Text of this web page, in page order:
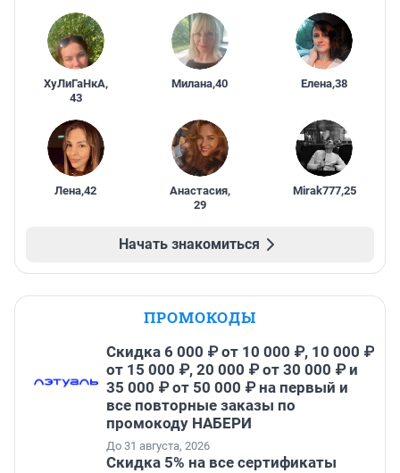
ХуЛиГаНкА,
43
Милана,40 Елена,38
Лена,42 Анастасия,
29
Mirak777,25
Начать знакомиться
ПРОМОКОДЫ
Скидка 6 000 ₽ от 10 000 ₽, 10 000 ₽
от 15 000 ₽, 20 000 ₽ от 30 000 ₽ и
35 000 ₽ от 50 000 ₽ на первый и
все повторные заказы по
промокоду НАБЕРИ
До 31 августа, 2026
Скидка 5% на все сертификаты